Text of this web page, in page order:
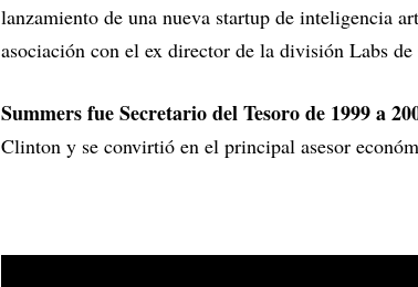
lanzamiento de una nueva startup de inteligencia
asociación con el ex director de la división Labs
Summers fue Secretario del Tesoro de 1999 a
Clinton y se convirtió en el principal asesor